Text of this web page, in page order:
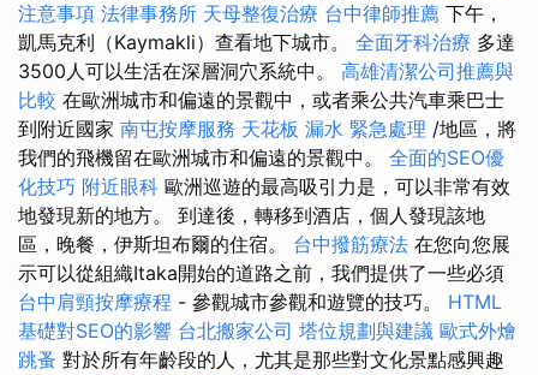
注意事項 法律事務所 天母整復治療 台中律師推薦 下午，
凱馬克利（Kaymakli）查看地下城市。 全面牙科治療 多達
3500人可以生活在深層洞穴系統中。 高雄清潔公司推薦與
比較 在歐洲城市和偏遠的景觀中，或者乘公共汽車乘巴士
到附近國家 南屯按摩服務 天花板 漏水 緊急處理 /地區，將
我們的飛機留在歐洲城市和偏遠的景觀中。 全面的SEO優
化技巧 附近眼科 歐洲巡遊的最高吸引力是，可以非常有效
地發現新的地方。 到達後，轉移到酒店，個人發現該地
區，晚餐，伊斯坦布爾的住宿。 台中撥筋療法 在您向您展
示可以從組織Itaka開始的道路之前，我們提供了一些必須
台中肩頸按摩療程 - 參觀城市參觀和遊覽的技巧。 HTML
基礎對SEO的影響 台北搬家公司 塔位規劃與建議 歐式外燴
跳蚤 對於所有年齡段的人，尤其是那些對文化景點感興趣